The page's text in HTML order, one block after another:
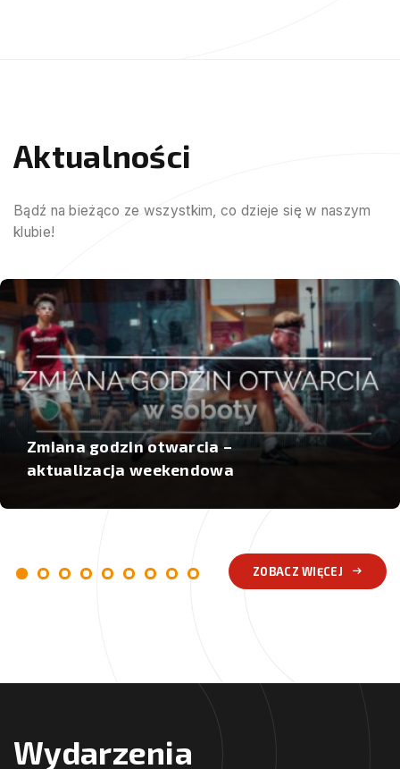
Aktualności
Bądź na bieżąco ze wszystkim, co dzieje się w naszym
klubie!
Zmiana godzin otwarcia –
aktualizacja weekendowa
ZOBACZ WIĘCEJ
Wydarzenia